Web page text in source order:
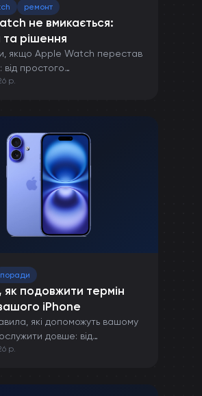
ремонт
не вмикається:
рішення
якщо Apple Watch перестав
від простого
до ремонту в сервісі.
р.
поради
як подовжити термін
iPhone
які допоможуть вашому
довше: від
зарядки до захисту від
р.